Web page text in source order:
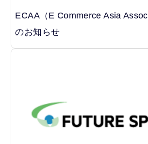
ECAA（E Commerce Asia
のお知らせ